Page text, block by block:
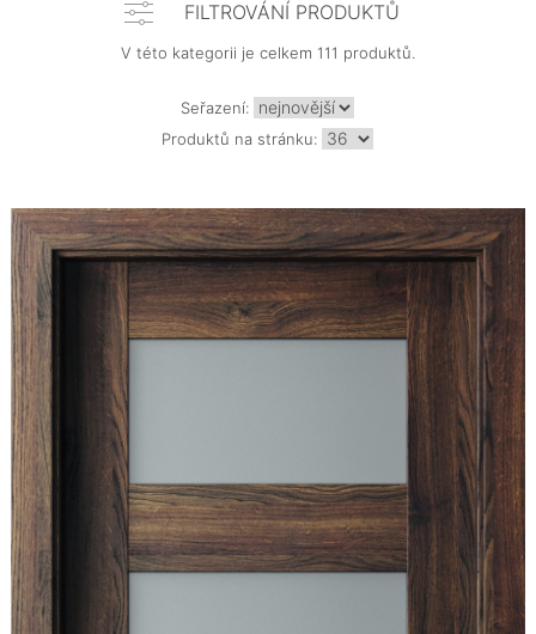
FILTROVÁNÍ PRODUKTŮ
V této kategorii je celkem 111 produktů.
Seřazení:
Produktů na stránku: